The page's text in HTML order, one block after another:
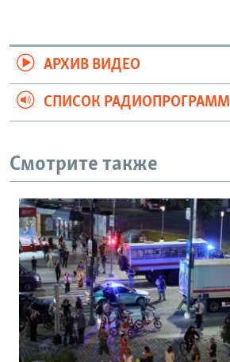
АРХИВ ВИДЕО
СПИСОК РАДИОПРОГРАММ
Смотрите также